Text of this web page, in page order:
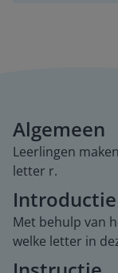
Algemeen
Leerlingen
letter r.
Introductie
Met behulp van
welke letter in